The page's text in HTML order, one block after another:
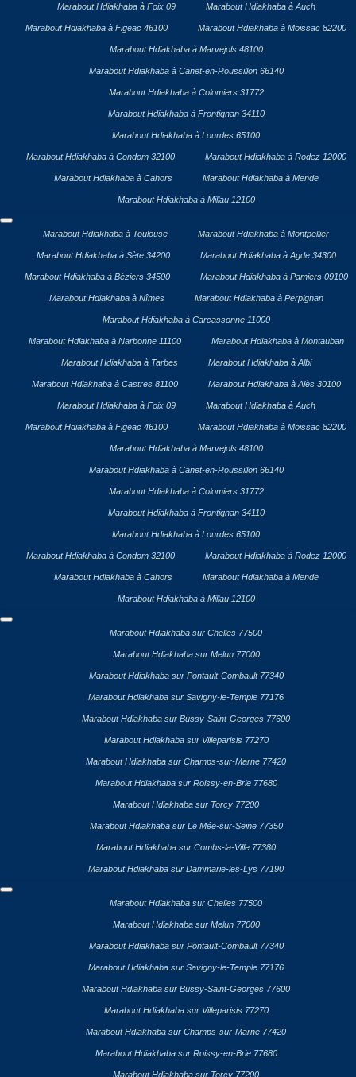
Marabout Hdiakhaba à Foix 09 Marabout Hdiakhaba à Auch
Marabout Hdiakhaba à Figeac 46100 Marabout Hdiakhaba à Moissac 82200
Marabout Hdiakhaba à Marvejols 48100
Marabout Hdiakhaba à Canet-en-Roussillon 66140
Marabout Hdiakhaba à Colomiers 31772
Marabout Hdiakhaba à Frontignan 34110
Marabout Hdiakhaba à Lourdes 65100
Marabout Hdiakhaba à Condom 32100 Marabout Hdiakhaba à Rodez 12000
Marabout Hdiakhaba à Cahors Marabout Hdiakhaba à Mende
Marabout Hdiakhaba à Millau 12100
Marabout Hdiakhaba à Toulouse Marabout Hdiakhaba à Montpellier
Marabout Hdiakhaba à Sète 34200 Marabout Hdiakhaba à Agde 34300
Marabout Hdiakhaba à Béziers 34500 Marabout Hdiakhaba à Pamiers 09100
Marabout Hdiakhaba à Nîmes Marabout Hdiakhaba à Perpignan
Marabout Hdiakhaba à Carcassonne 11000
Marabout Hdiakhaba à Narbonne 11100 Marabout Hdiakhaba à Montauban
Marabout Hdiakhaba à Tarbes Marabout Hdiakhaba à Albi
Marabout Hdiakhaba à Castres 81100 Marabout Hdiakhaba à Alès 30100
Marabout Hdiakhaba à Foix 09 Marabout Hdiakhaba à Auch
Marabout Hdiakhaba à Figeac 46100 Marabout Hdiakhaba à Moissac 82200
Marabout Hdiakhaba à Marvejols 48100
Marabout Hdiakhaba à Canet-en-Roussillon 66140
Marabout Hdiakhaba à Colomiers 31772
Marabout Hdiakhaba à Frontignan 34110
Marabout Hdiakhaba à Lourdes 65100
Marabout Hdiakhaba à Condom 32100 Marabout Hdiakhaba à Rodez 12000
Marabout Hdiakhaba à Cahors Marabout Hdiakhaba à Mende
Marabout Hdiakhaba à Millau 12100
Marabout Hdiakhaba sur Chelles 77500
Marabout Hdiakhaba sur Melun 77000
Marabout Hdiakhaba sur Pontault-Combault 77340
Marabout Hdiakhaba sur Savigny-le-Temple 77176
Marabout Hdiakhaba sur Bussy-Saint-Georges 77600
Marabout Hdiakhaba sur Villeparisis 77270
Marabout Hdiakhaba sur Champs-sur-Marne 77420
Marabout Hdiakhaba sur Roissy-en-Brie 77680
Marabout Hdiakhaba sur Torcy 77200
Marabout Hdiakhaba sur Le Mée-sur-Seine 77350
Marabout Hdiakhaba sur Combs-la-Ville 77380
Marabout Hdiakhaba sur Dammarie-les-Lys 77190
Marabout Hdiakhaba sur Chelles 77500
Marabout Hdiakhaba sur Melun 77000
Marabout Hdiakhaba sur Pontault-Combault 77340
Marabout Hdiakhaba sur Savigny-le-Temple 77176
Marabout Hdiakhaba sur Bussy-Saint-Georges 77600
Marabout Hdiakhaba sur Villeparisis 77270
Marabout Hdiakhaba sur Champs-sur-Marne 77420
Marabout Hdiakhaba sur Roissy-en-Brie 77680
Marabout Hdiakhaba sur Torcy 77200